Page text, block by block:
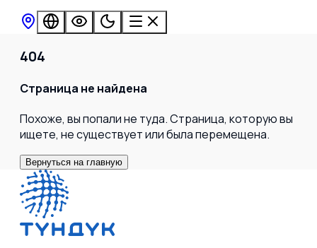
404
Страница не найдена
Похоже, вы попали не туда. Страница, которую вы
ищете, не существует или была перемещена.
Вернуться на главную